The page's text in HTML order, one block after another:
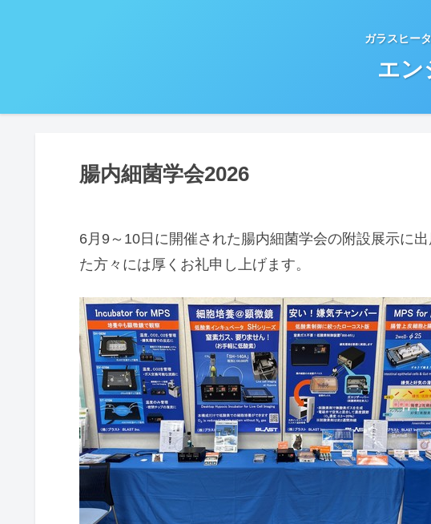
ガラスヒー
エン
腸内細菌学会2026
6月9～10日に開催された腸内細菌学会の附設展示に
た方々には厚くお礼申し上げます。